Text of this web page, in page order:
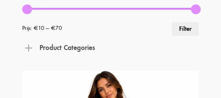
Filter
Prijs: €10— €70
Product Categories